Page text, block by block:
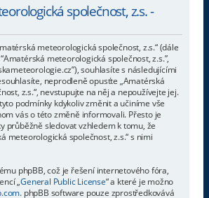
společnost, z.s. -
meteorologická společnost, z.s.“ (dále
“Amatérská meteorologická společnost, z.s.”,
souhlasíte s následujícími
neprodleně opusťte „Amatérská
z.s.“, nevstupujte na něj a nepoužívejte jej.
podmínky kdykoliv změnit a učiníme vše
vás o této změně informovali. Přesto je
průběžně sledovat vzhledem k tomu, že
meteorologická společnost, z.s.“ s nimi
phpBB, což je řešení internetového fóra,
„General Public License“ a které je možno
. phpBB software pouze zprostředkovává